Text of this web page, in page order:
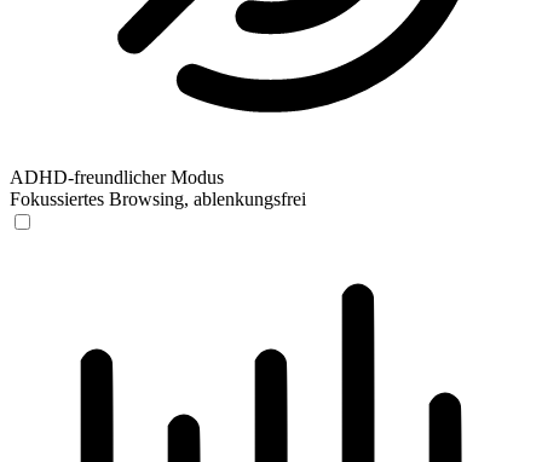
ADHD-freundlicher Modus
Fokussiertes Browsing, ablenkungsfrei